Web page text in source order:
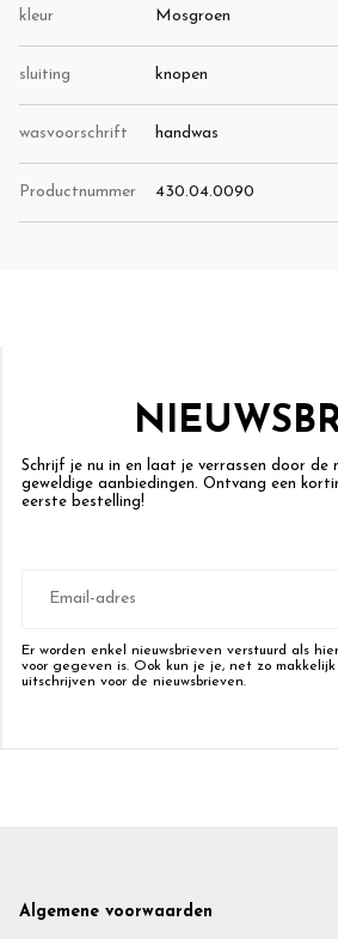
kleur Mosgroen
sluiting knopen
wasvoorschrift handwas
Productnummer 430.04.0090
Schrijf je nu in en laat je verrassen door de
geweldige aanbiedingen. Ontvang een
eerste bestelling!
mailadres
Er worden enkel nieuwsbrieven verstuurd als
voor gegeven is. Ook kun je je, net zo
uitschrijven voor de nieuwsbrieven.
Footer
Algemene voorwaarden